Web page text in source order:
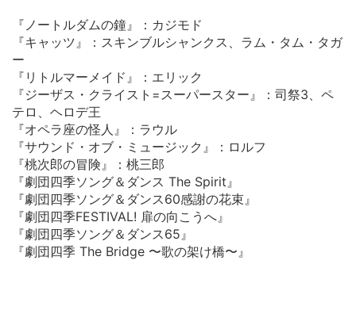
『ノートルダムの鐘』：カジモド
『キャッツ』：スキンブルシャンクス、ラム・タム・タガ
ー
『リトルマーメイド』：エリック
『ジーザス・クライスト=スーパースター』：司祭3、ペ
テロ、ヘロデ王
『オペラ座の怪人』：ラウル
『サウンド・オブ・ミュージック』：ロルフ
『桃次郎の冒険』：桃三郎
『劇団四季ソング＆ダンス The Spirit』
『劇団四季ソング＆ダンス60感謝の花束』
『劇団四季FESTIVAL! 扉の向こうへ』
『劇団四季ソング＆ダンス65』
『劇団四季 The Bridge 〜歌の架け橋〜』